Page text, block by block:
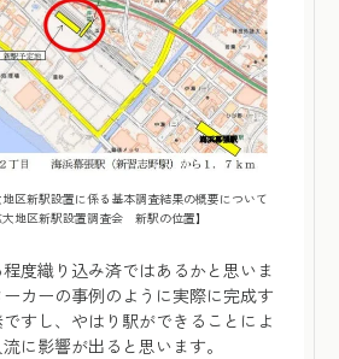
地区新駅設置に係る基本調査結果の概要について
地区新駅設置調査会 新駅の位置】
度織り込み済ではあるかと思いま
カーの事例のように実際に完成す
すし、やはり駅ができることによ
に影響が出ると思います。